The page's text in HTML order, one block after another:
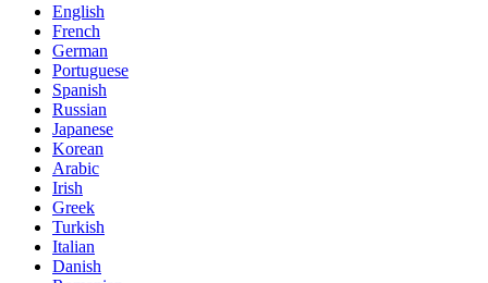
English
French
German
Portuguese
Spanish
Russian
Japanese
Korean
Arabic
Irish
Greek
Turkish
Italian
Danish